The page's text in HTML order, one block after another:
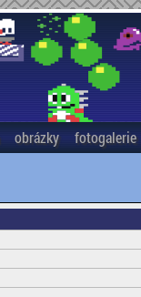
obrázky fotogalerie